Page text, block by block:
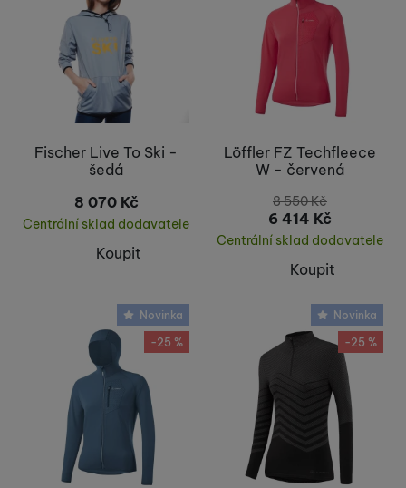
Fischer Live To Ski -
šedá
8 070 Kč
Centrální sklad dodavatele
Koupit
Löffler FZ Techfleece
W - červená
8 550Kč
6 414 Kč
Centrální sklad dodavatele
Koupit
Novinka
-25 %
Novinka
-25 %